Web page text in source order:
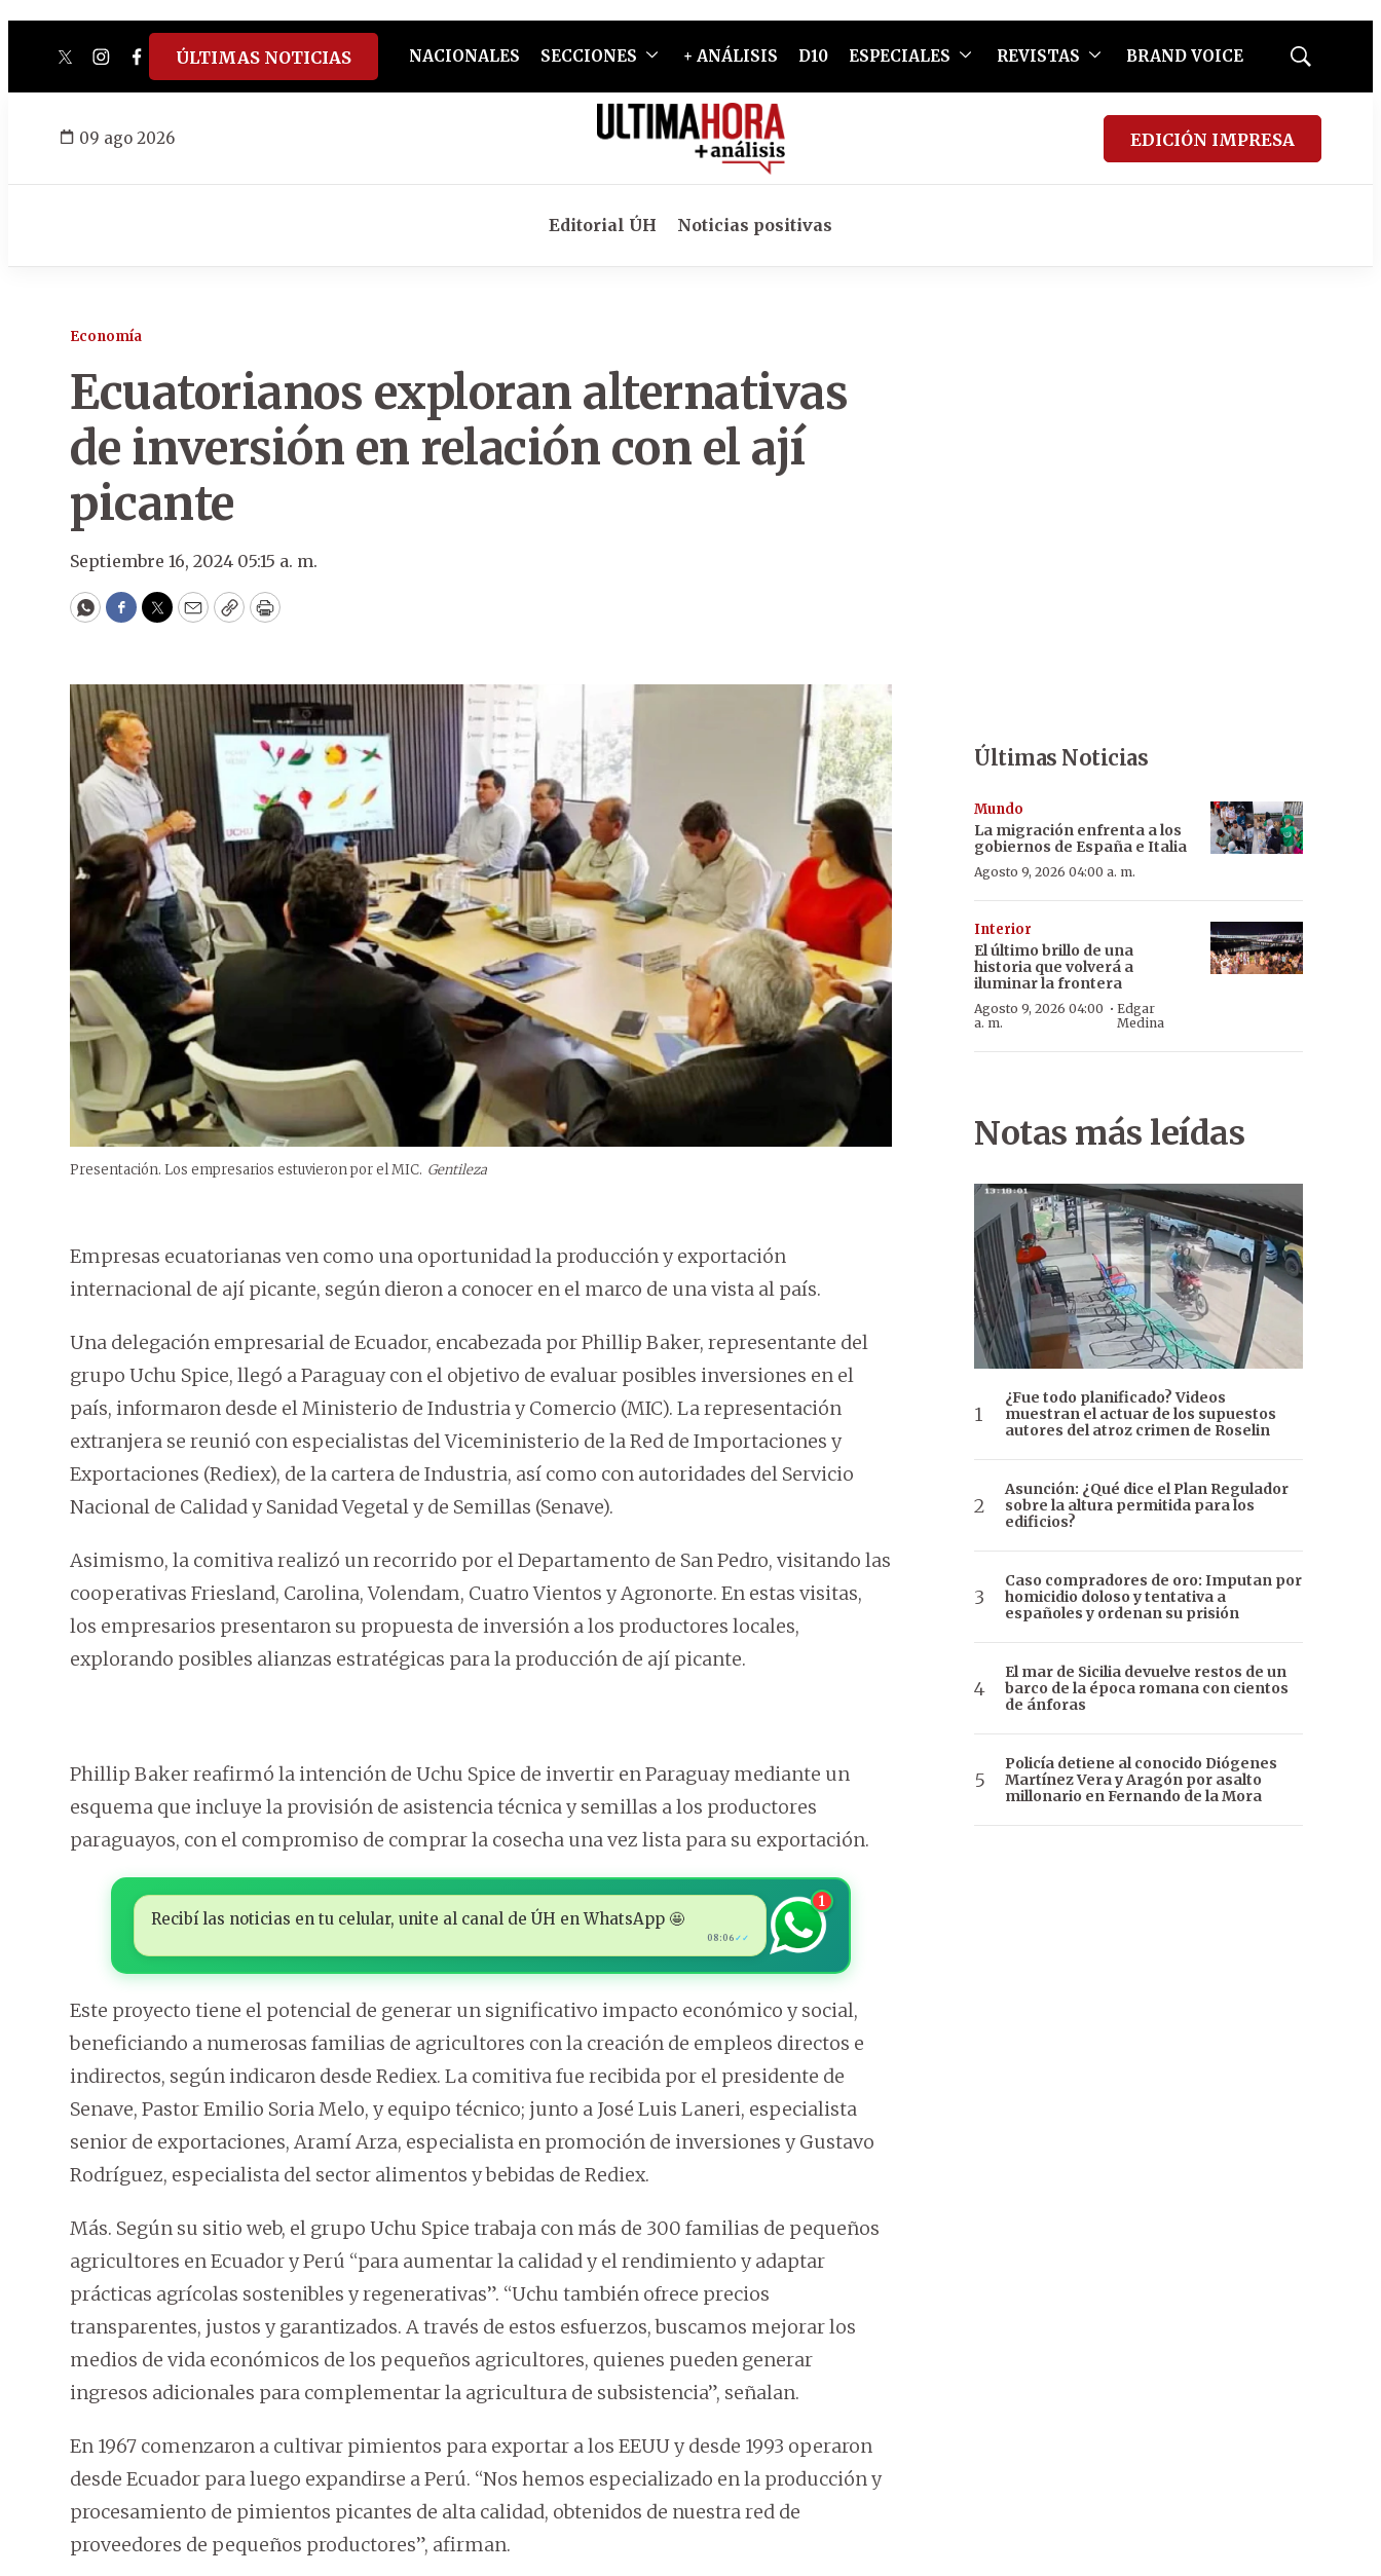
twitterinstagram
facebook
tiktokyoutube
spotify
ÚLTIMAS NOTICIAS NACIONALES SECCIONES + ANÁLISIS D10 ESPECIALES REVISTAS BRAND VOICE
Mostrar
09 ago 2026 EDICIÓN IMPRESA
Editorial ÚH Noticias positivas
Economía
Ecuatorianos exploran alternativas
de inversión en relación con el ají
picante
Septiembre 16, 2024 05:15 a. m.
WhatsApp
Facebook
Twitter
EmailCopyPrint
Presentación. Los empresarios estuvieron por el MIC. Gentileza
Empresas ecuatorianas ven como una oportunidad la producción y exportación
internacional de ají picante, según dieron a conocer en el marco de una vista al país.
Una delegación empresarial de Ecuador, encabezada por Phillip Baker, representante del
grupo Uchu Spice, llegó a Paraguay con el objetivo de evaluar posibles inversiones en el
país, informaron desde el Ministerio de Industria y Comercio (MIC). La representación
extranjera se reunió con especialistas del Viceministerio de la Red de Importaciones y
Exportaciones (Rediex), de la cartera de Industria, así como con autoridades del Servicio
Nacional de Calidad y Sanidad Vegetal y de Semillas (Senave).
Asimismo, la comitiva realizó un recorrido por el Departamento de San Pedro, visitando las
cooperativas Friesland, Carolina, Volendam, Cuatro Vientos y Agronorte. En estas visitas,
los empresarios presentaron su propuesta de inversión a los productores locales,
explorando posibles alianzas estratégicas para la producción de ají picante.
Phillip Baker reafirmó la intención de Uchu Spice de invertir en Paraguay mediante un
esquema que incluye la provisión de asistencia técnica y semillas a los productores
paraguayos, con el compromiso de comprar la cosecha una vez lista para su exportación.
Recibí las noticias en tu celular, unite al canal de ÚH en WhatsApp 🤩
08:06 ✓✓
1
Este proyecto tiene el potencial de generar un significativo impacto económico y social,
beneficiando a numerosas familias de agricultores con la creación de empleos directos e
indirectos, según indicaron desde Rediex. La comitiva fue recibida por el presidente de
Senave, Pastor Emilio Soria Melo, y equipo técnico; junto a José Luis Laneri, especialista
senior de exportaciones, Aramí Arza, especialista en promoción de inversiones y Gustavo
Rodríguez, especialista del sector alimentos y bebidas de Rediex.
Más. Según su sitio web, el grupo Uchu Spice trabaja con más de 300 familias de pequeños
agricultores en Ecuador y Perú “para aumentar la calidad y el rendimiento y adaptar
prácticas agrícolas sostenibles y regenerativas”. “Uchu también ofrece precios
transparentes, justos y garantizados. A través de estos esfuerzos, buscamos mejorar los
medios de vida económicos de los pequeños agricultores, quienes pueden generar
ingresos adicionales para complementar la agricultura de subsistencia”, señalan.
En 1967 comenzaron a cultivar pimientos para exportar a los EEUU y desde 1993 operaron
desde Ecuador para luego expandirse a Perú. “Nos hemos especializado en la producción y
procesamiento de pimientos picantes de alta calidad, obtenidos de nuestra red de
proveedores de pequeños productores”, afirman.
Últimas Noticias
Mundo
La migración enfrenta a los
gobiernos de España e Italia
Agosto 9, 2026 04:00 a. m.
Interior
El último brillo de una
historia que volverá a
iluminar la frontera
Agosto 9, 2026 04:00
a. m.
·Edgar
Medina
Notas más leídas
¿Fue todo planificado? Videos
muestran el actuar de los supuestos
autores del atroz crimen de Roselin
Asunción: ¿Qué dice el Plan Regulador
sobre la altura permitida para los
edificios?
Caso compradores de oro: Imputan por
homicidio doloso y tentativa a
españoles y ordenan su prisión
El mar de Sicilia devuelve restos de un
barco de la época romana con cientos
de ánforas
Policía detiene al conocido Diógenes
Martínez Vera y Aragón por asalto
millonario en Fernando de la Mora